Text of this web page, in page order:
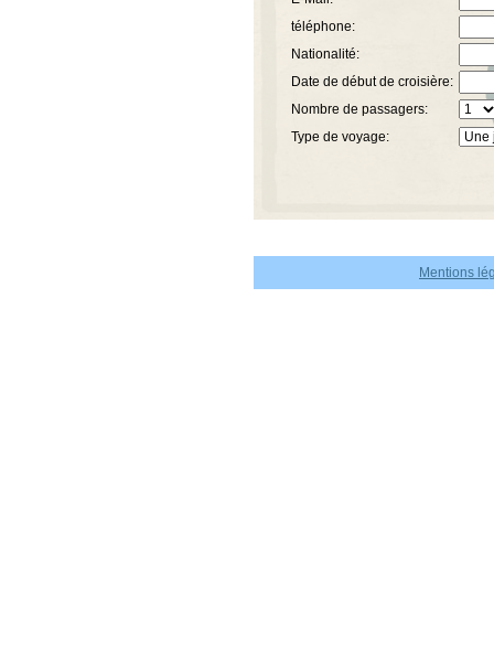
Mentions
téléphone:
Nationalité:
Date de début de croisière:
Nombre de passagers:
Type de voyage: